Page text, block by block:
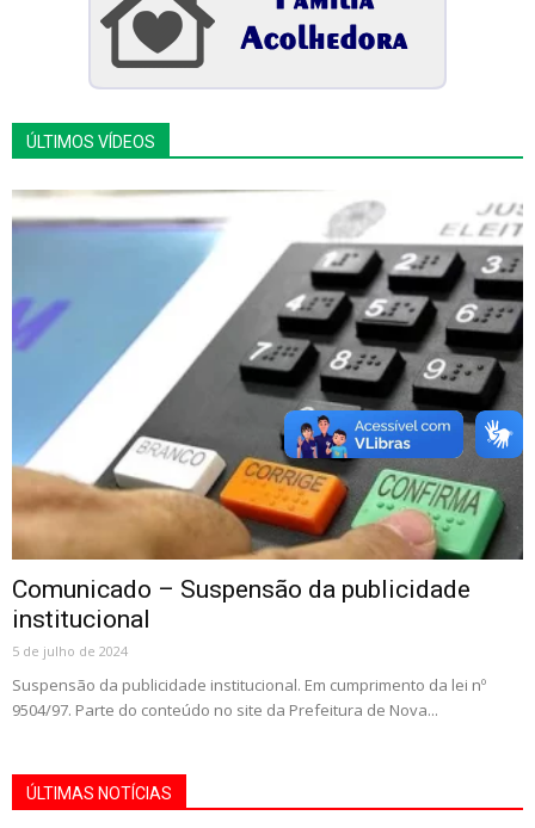
ÚLTIMOS VÍDEOS
Comunicado – Suspensão da publicidade
institucional
5 de julho de 2024
Suspensão da publicidade institucional. Em cumprimento da lei nº
9504/97. Parte do conteúdo no site da Prefeitura de Nova...
ÚLTIMAS NOTÍCIAS